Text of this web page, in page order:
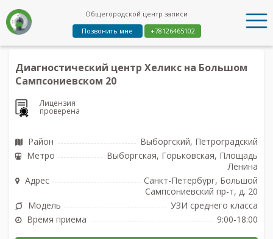
Общегородской центр записи
Позвонить мне
+78126465102
Диагностический центр Хеликс на Большом
Сампсониевском 20
Лицензия
проверена
Район
Выборгский, Петроградский
Метро
Выборгская, Горьковская, Площадь
Ленина
Адрес
Санкт-Петербург, Большой
Сампсониевский пр-т, д. 20
Модель
УЗИ среднего класса
Время приема
9:00-18:00